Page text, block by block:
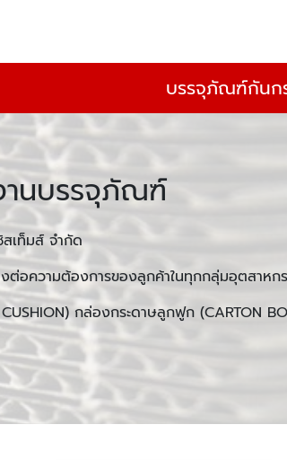
บรรจุภัณฑ์กันก
านบรรจุภัณฑ์
เท็มส์ จำกัด
อความต้องการของลูกค้าในทุกกลุ่มอุตสาหก
กล่องกระดาษลูกฟูก (CARTON